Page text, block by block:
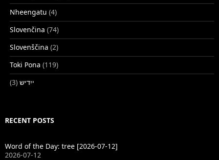
Nheengatu (4)
Slovenčina (74)
Slovenščina (2)
Toki Pona (119)
ייִדיש (3)
RECENT POSTS
Word of the Day: tree [2026-07-12]
2026-07-12